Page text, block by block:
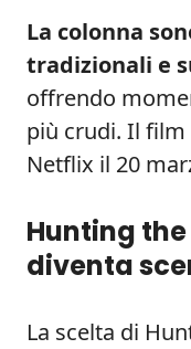
La colonna
tradizionali e
offrendo
più crudi. Il film
Netflix il 20
Hunting
diventa
La scelta di